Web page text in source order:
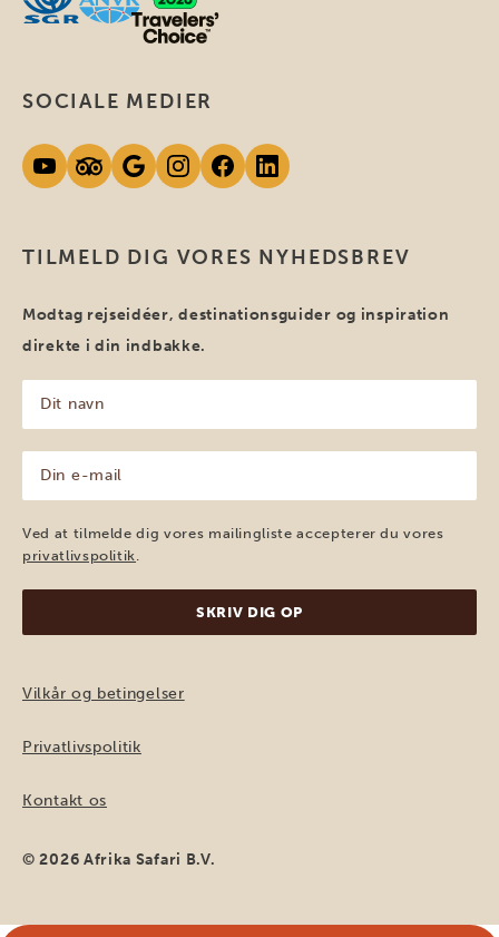
TILMELD DIG VORES NYHEDSBREV
Modtag rejseidéer, destinationsguider og inspiration
direkte i din indbakke.
navn
(Påkrævet)
mail
(Påkrævet)
Ved at tilmelde dig vores mailingliste accepterer du vores
privatlivspolitik.
SOCIALE MEDIER
Vilkår og betingelser
Privatlivspolitik
Kontakt os
© 2026 Afrika Safari B.V.